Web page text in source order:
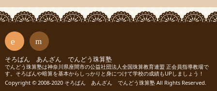
RSS
連絡
先
そろばん あんざん でんどう珠算塾
でんどう珠算塾は神奈川県座間市の公益社団法人全国珠算教育連盟 正会員指導教場で
す。そろばんや暗算を基本からしっかりと身につけて学校の成績もUPしましょう！
Copyright © 2008-2020 そろばん あんざん でんどう珠算塾 All Rights Reserved.